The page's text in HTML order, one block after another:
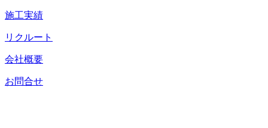
施工実績
リクルート
会社概要
お問合せ